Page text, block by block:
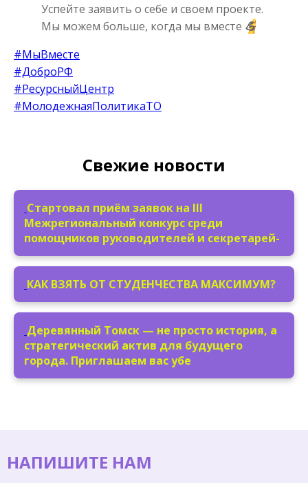
Успейте заявить о себе и своем проекте.
Мы можем больше, когда мы вместе 💪
#МыВместе
#ДоброРФ
#РесурсныйЦентр
#МолодежнаяПолитикаТО
Свежие новости
Стартовал приём заявок на III
Межрегиональный конкурс среди
помощников руководителей и секретарей-
КАК ВЗЯТЬ ОТ СТУДЕНЧЕСТВА МАКСИМУМ?
Деревянный Томск — не просто история, а
стратегический актив для будущего
города. Приглашаем вас убе
НАПИШИТЕ НАМ